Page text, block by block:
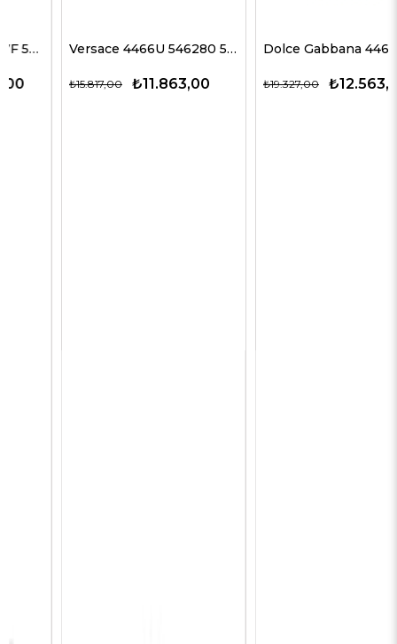
Versace 4466U 546280 54 G Kadın Güneş Gözlükleri
₺11.863,00
₺15.817,00
Dolce Gabbana 4469 501/87 59 G Kadın Güneş Gözlükleri
₺12.563,00
₺19.327,00